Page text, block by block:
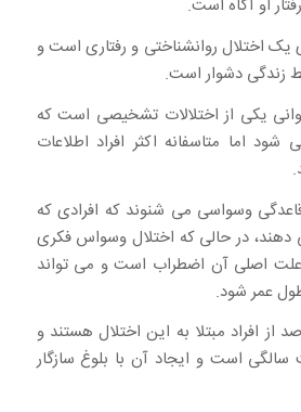
او آگاه است.
یک اختلال روانشناختی و رفتاری است و
زندگی دشوار است.
یکی از اختلالات تشخیصی است که
اما متاسفانه اکثر افراد اطلاعات
وسواسی می شنوند که افرادی که
در حالی که اختلال وسواس فکری
علت اصلی آن اضطراب است و می تواند
عمر شود.
از افراد مبتلا به این اختلال هستند و
است و ایجاد آن با بلوغ سازگار